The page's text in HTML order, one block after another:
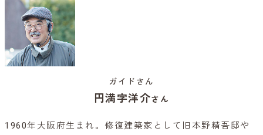
ガイドさん
円満字洋介さん
1960年大阪府生まれ。修復建築家として旧本野精吾邸や